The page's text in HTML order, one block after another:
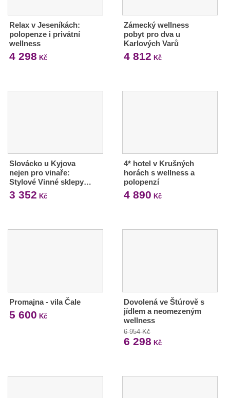
Relax v Jeseníkách:
polopenze i privátní
wellness
4 298 Kč
Zámecký wellness
pobyt pro dva u
Karlových Varů
4 812 Kč
Slovácko u Kyjova
nejen pro vinaře:
Stylové Vinné sklepy…
3 352 Kč
4* hotel v Krušných
horách s wellness a
polopenzí
4 890 Kč
Promajna - vila Čale
5 600 Kč
Dovolená ve Štúrově s
jídlem a neomezeným
wellness
6 954 Kč
6 298 Kč